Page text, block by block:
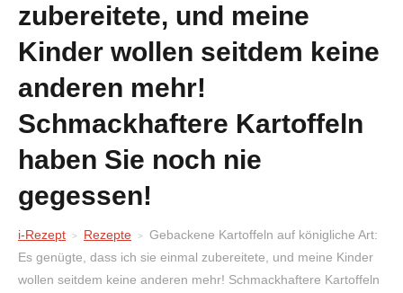
zubereitete, und meine
Kinder wollen seitdem keine
anderen mehr!
Schmackhaftere Kartoffeln
haben Sie noch nie
gegessen!
i-Rezept Rezepte
Gebackene Kartoffeln auf königliche Art:
Es genügte, dass ich sie einmal zubereitete, und meine Kinder
wollen seitdem keine anderen mehr! Schmackhaftere Kartoffeln